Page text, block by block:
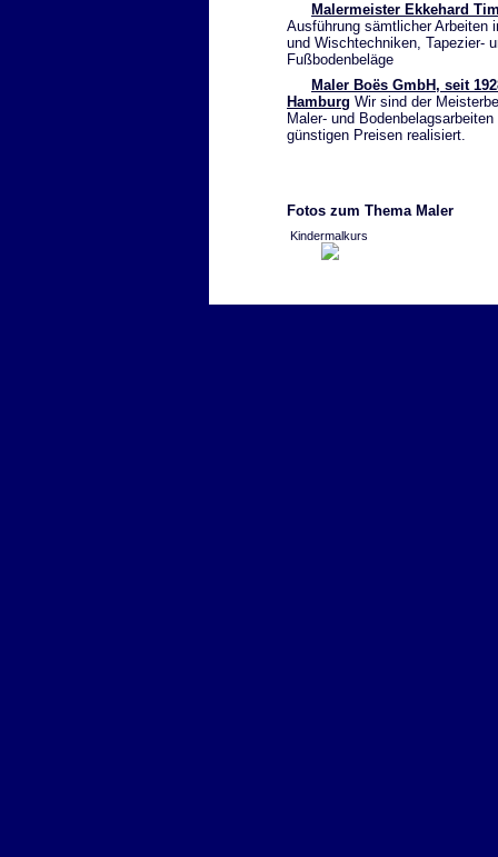
Malermeister Ekkehard
Ausführung sämtlicher Arbeiten
und Wischtechniken, Tapezier-
Fußbodenbeläge
Maler Boës GmbH, seit
Hamburg Wir sind der
Maler- und
günstigen Preisen realisiert.
Fotos zum Thema Maler
Kindermalkurs